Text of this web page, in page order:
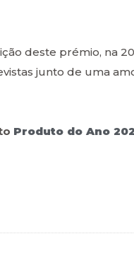
deste prémio, na
junto de uma
Produto do Ano